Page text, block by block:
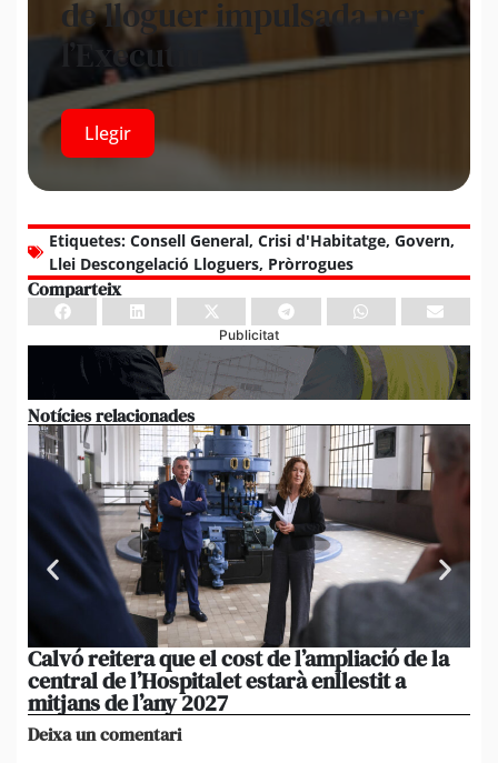
de lloguer impulsada per
l’Executiu
Llegir
Etiquetes: Consell General, Crisi d'Habitatge, Govern,
Llei Descongelació Lloguers, Pròrrogues
Comparteix
Publicitat
Notícies relacionades
Calvó reitera que el cost de l’ampliació de la
central de l’Hospitalet estarà enllestit a
mitjans de l’any 2027
Deixa un comentari